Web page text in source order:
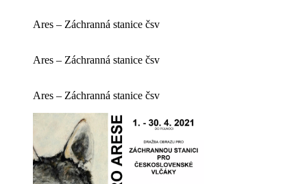
Ares – Záchranná stanice čsv
Ares – Záchranná stanice čsv
Ares – Záchranná stanice čsv